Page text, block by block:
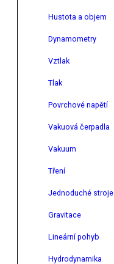
Hustota a objem
Dynamometry
Vztlak
Tlak
Povrchové napětí
Vakuová čerpadla
Vakuum
Tření
Jednoduché stroje
Gravitace
Lineární pohyb
Hydrodynamika